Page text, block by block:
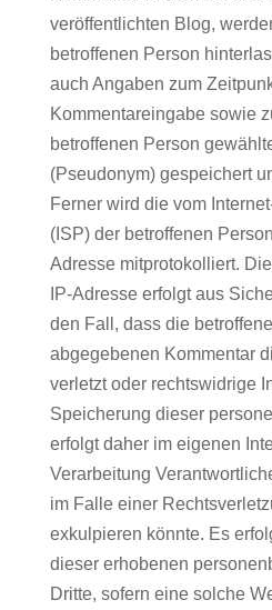
veröffentlichten Blog,
betroffenen Person
auch Angaben zum
Kommentareingabe sowie
betroffenen Person
(Pseudonym) gespeichert
Ferner wird die vom
(ISP) der betroffenen
Adresse mitprotokolliert.
IP-Adresse erfolgt aus
den Fall, dass die
abgegebenen Kommentar
verletzt oder rechtswidrige
Speicherung dieser
erfolgt daher im eigenen
Verarbeitung
im Falle einer
exkulpieren könnte. Es
dieser erhobenen
Dritte, sofern eine solche